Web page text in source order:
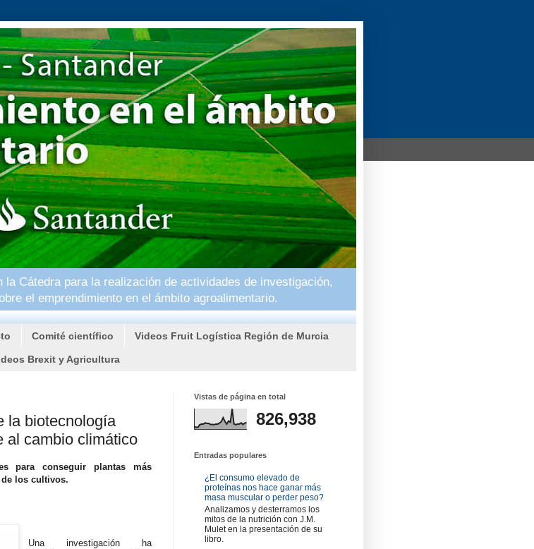
la Cátedra para la realización de actividades de investigación,
el emprendimiento en el ámbito agroalimentario.
Comité científico Videos Fruit Logística Región de Murcia
Brexit y Agricultura
la biotecnología
al cambio climático
para conseguir plantas más
los cultivos.
Una investigación ha
Vistas de página en total
826,938
Entradas populares
¿El consumo elevado de
proteínas nos hace ganar más
masa muscular o perder peso?
Analizamos y desterramos los
mitos de la nutrición con J.M.
Mulet en la presentación de su
libro.